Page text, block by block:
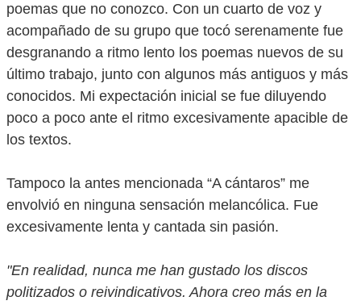
poemas que no conozco. Con un cuarto de voz y
acompañado de su grupo que tocó serenamente fue
desgranando a ritmo lento los poemas nuevos de su
último trabajo, junto con algunos más antiguos y más
conocidos. Mi expectación inicial se fue diluyendo
poco a poco ante el ritmo excesivamente apacible de
los textos.
Tampoco la antes mencionada “A cántaros” me
envolvió en ninguna sensación melancólica. Fue
excesivamente lenta y cantada sin pasión.
"En realidad, nunca me han gustado los discos
politizados o reivindicativos. Ahora creo más en la